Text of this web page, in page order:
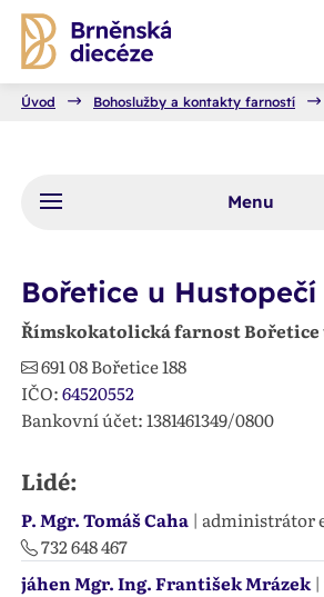
Úvod Bohoslužby a kontakty farností
Menu
Bořetice u Hustopečí
Římskokatolická farnost Bořetice
691 08Bořetice 188
IČO:64520552
Bankovní účet: 1381461349/0800
Lidé:
P. Mgr. Tomáš Caha | administrátor
732 648 467
jáhen Mgr. Ing. František Mrázek